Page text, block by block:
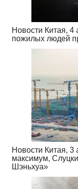
Новости Китая, 4
пожилых людей
Новости Китая, 3
максимум,
Шэньхуа»